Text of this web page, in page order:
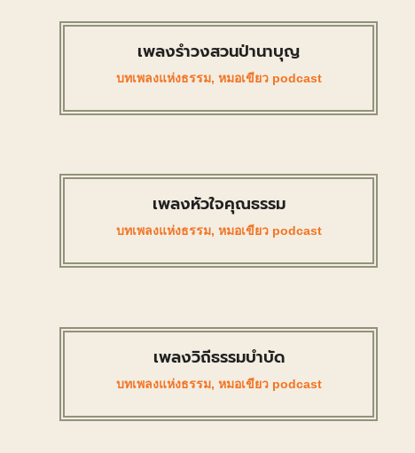
เพลงรำวงสวนป่านาบุญ
บทเพลงแห่งธรรม, หมอเขียว podcast
เพลงหัวใจคุณธรรม
บทเพลงแห่งธรรม, หมอเขียว podcast
เพลงวิถีธรรมบำบัด
บทเพลงแห่งธรรม, หมอเขียว podcast